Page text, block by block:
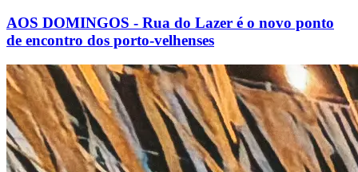
AOS DOMINGOS - Rua do Lazer é o novo ponto
de encontro dos porto-velhenses